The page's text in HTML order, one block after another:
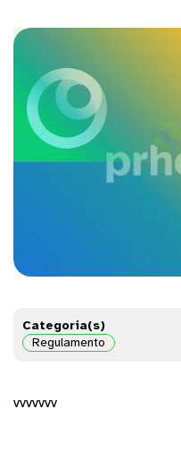
Categoria(s)
Regulamento
vvvvvvv